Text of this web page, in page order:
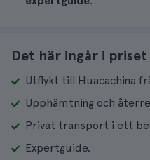
Det här ingår i priset
Utflykt till Huacachina
Upphämtning och
Privat transport i ett
Expertguide.